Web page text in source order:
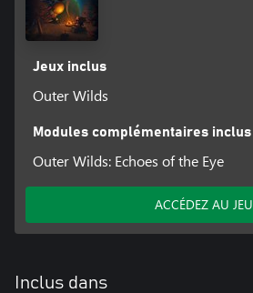
Jeux inclus
Outer Wilds
Modules complémentaires inclus
Outer Wilds: Echoes of the Eye
ACCÉDEZ AU JEU
Inclus dans